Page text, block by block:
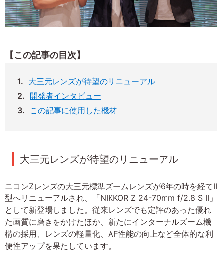
【この記事の目次】
大三元レンズが待望のリニューアル
開発者インタビュー
この記事に使用した機材
大三元レンズが待望のリニューアル
ニコンZレンズの大三元標準ズームレンズが6年の時を経てII
型へリニューアルされ、「NIKKOR Z 24-70mm f/2.8 S II」
として新登場しました。従来レンズでも定評のあった優れ
た画質に磨きをかけたほか、新たにインターナルズーム機
構の採用、レンズの軽量化、AF性能の向上など全体的な利
便性アップを果たしています。